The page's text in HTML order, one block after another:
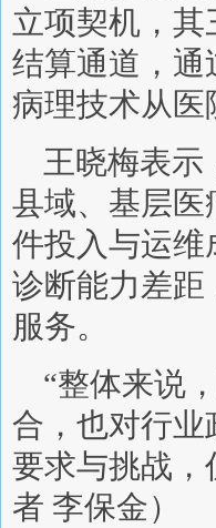
立项契机，
结算通道，
病理技术从医
王晓梅表示
县域、基层医
件投入与运
诊断能力差距
服务。
“整体来说
合，也对行业
要求与挑战，
者 李保金）